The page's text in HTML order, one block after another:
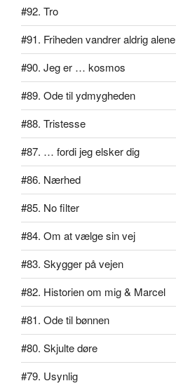
#92. Tro
#91. Friheden vandrer aldrig alene
#90. Jeg er … kosmos
#89. Ode til ydmygheden
#88. Tristesse
#87. … fordi jeg elsker dig
#86. Nærhed
#85. No filter
#84. Om at vælge sin vej
#83. Skygger på vejen
#82. Historien om mig & Marcel
#81. Ode til bønnen
#80. Skjulte døre
#79. Usynlig